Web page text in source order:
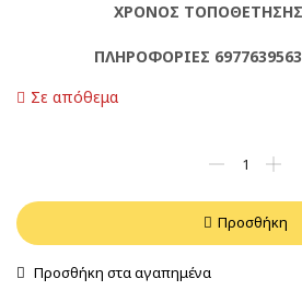
ΧΡΟΝΟΣ ΤΟΠΟΘΕΤΗΣΗΣ
ΠΛΗΡΟΦΟΡΙΕΣ
Σε απόθεμα
Προσθήκη
Προσθήκη στα αγαπημένα